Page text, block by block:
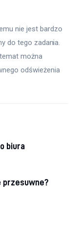
nie jest bardzo
do tego zadania.
można
odświeżenia
biura
przesuwne?